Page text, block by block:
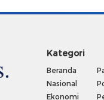
Kategori
Beranda
Nasional
Ekonomi